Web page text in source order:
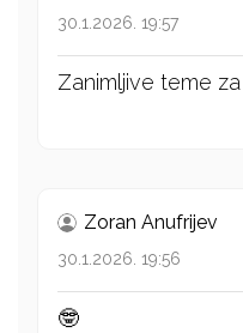
30.1.2026. 19:57
Zanimljive teme
Zoran Anufrijev
30.1.2026. 19:56
🤓